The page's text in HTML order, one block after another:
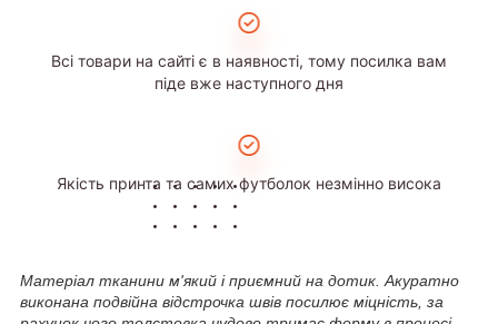
Всі товари на сайті є в наявності, тому посилка вам
піде вже наступного дня
Якість принта та самих футболок незмінно висока
Матеріал тканини м'який і приємний на дотик. Акуратно
виконана подвійна відстрочка швів посилює міцність, за